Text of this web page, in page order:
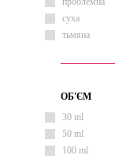
суха
тьмяна
ОБ'ЄМ
30 ml
50 ml
100 ml